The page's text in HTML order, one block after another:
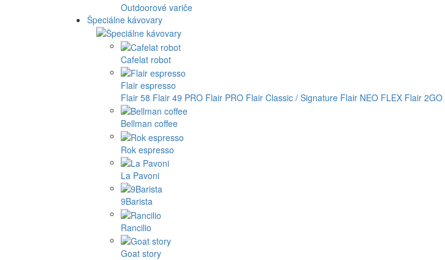
Outdoorové variče
Špeciálne kávovary
Cafelat robot
Flair espresso
Flair 58 Flair 49 PRO Flair PRO Flair Classic / Signature Flair NEO FLEX Flair 2GO
Bellman coffee
Rok espresso
La Pavoni
9Barista
Rancilio
Goat story